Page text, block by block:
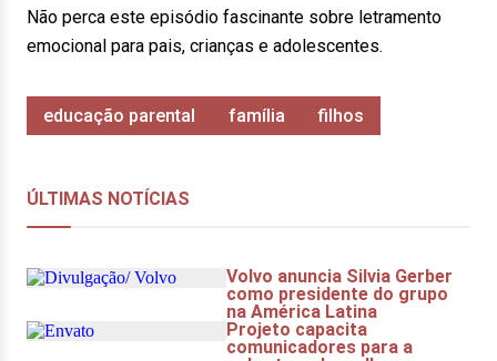
Não perca este episódio fascinante sobre letramento
emocional para pais, crianças e adolescentes.
educação parental família filhos